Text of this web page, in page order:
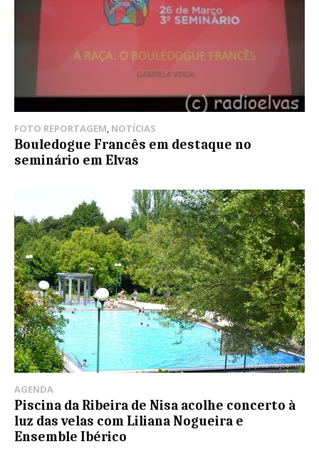
FOTO REPORTAGEM, NOTÍCIAS
Bouledogue Francês em destaque no
seminário em Elvas
AGENDA
Piscina da Ribeira de Nisa acolhe concerto à
luz das velas com Liliana Nogueira e
Ensemble Ibérico